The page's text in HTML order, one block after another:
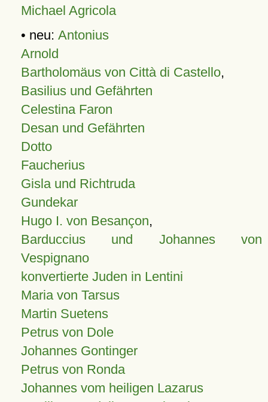
Michael Agricola
• neu: Antonius
Arnold
Bartholomäus von Città di Castello,
Basilius und Gefährten
Celestina Faron
Desan und Gefährten
Dotto
Faucherius
Gisla und Richtruda
Gundekar
Hugo I. von Besançon,
Barduccius und Johannes von
Vespignano
konvertierte Juden in Lentini
Maria von Tarsus
Martin Suetens
Petrus von Dole
Johannes Gontinger
Petrus von Ronda
Johannes vom heiligen Lazarus